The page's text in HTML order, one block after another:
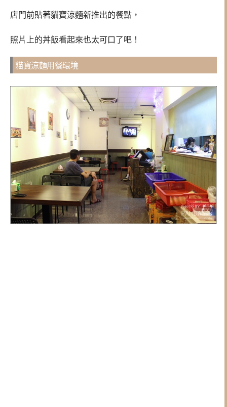
店門前貼著貓寶涼麵新推出的餐點，
照片上的丼飯看起來也太可口了吧！
貓寶涼麵用餐環境